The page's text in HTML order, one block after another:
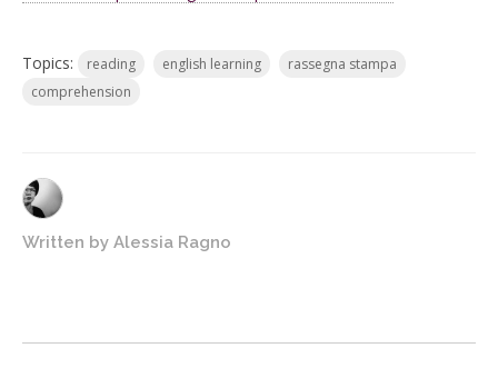
Topics: reading english learning
rassegna stampa
comprehension
Written by Alessia Ragno